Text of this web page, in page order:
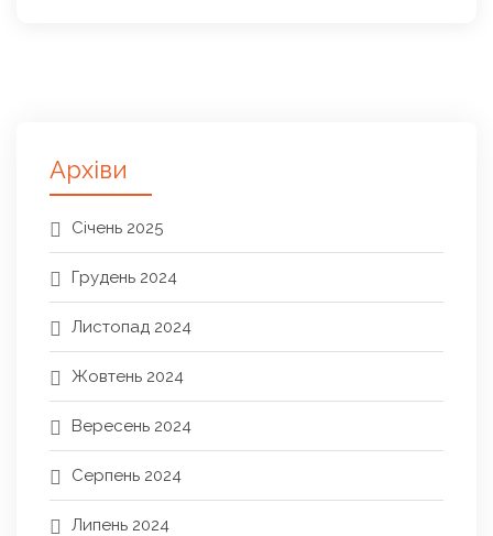
Архіви
Січень 2025
Грудень 2024
Листопад 2024
Жовтень 2024
Вересень 2024
Серпень 2024
Липень 2024